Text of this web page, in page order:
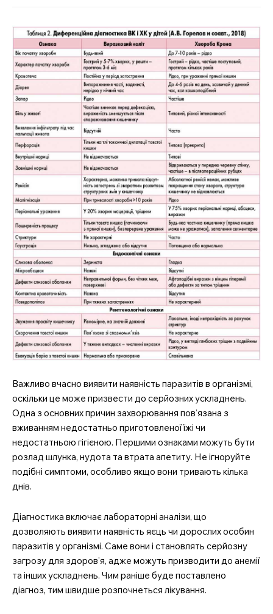
Важливо вчасно виявити наявність паразитів в організмі,
оскільки це може призвести до серйозних ускладнень.
Одна з основних причин захворювання пов’язана з
вживанням недостатньо приготовленої їжі чи
недостатньою гігієною. Першими ознаками можуть бути
розлад шлунка, нудота та втрата апетиту. Не ігноруйте
подібні симптоми, особливо якщо вони тривають кілька
днів.
Діагностика включає лабораторні аналізи, що
дозволяють виявити наявність яєць чи дорослих особин
паразитів у організмі. Саме вони і становлять серйозну
загрозу для здоров’я, адже можуть призводити до анемії
та інших ускладнень. Чим раніше буде поставлено
діагноз, тим швидше розпочнеться лікування.